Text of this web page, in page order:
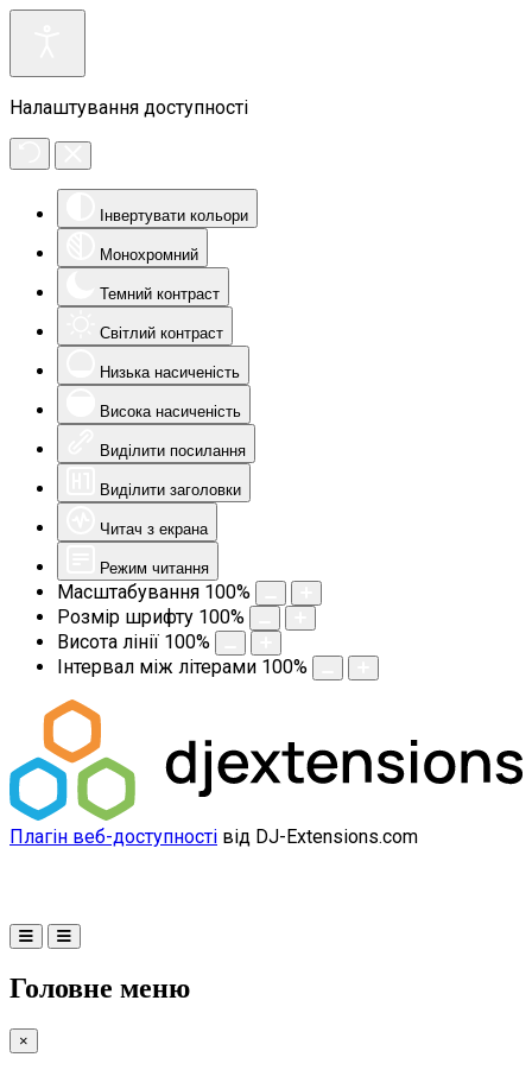
Налаштування доступності
Інвертувати кольори
Монохромний
Темний контраст
Світлий контраст
Низька насиченість
Висока насиченість
Виділити посилання
Виділити заголовки
Читач з екрана
Режим читання
Масштабування 100%
Розмір шрифту 100%
Висота лінії 100%
Інтервал між літерами 100%
Плагін веб-доступності від DJ-Extensions.com
Головне меню
×